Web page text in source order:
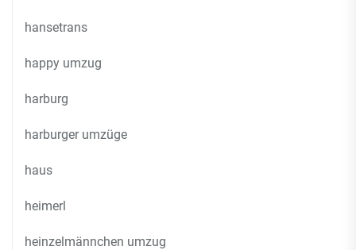
hansetrans
happy umzug
harburg
harburger umzüge
haus
heimerl
heinzelmännchen umzug